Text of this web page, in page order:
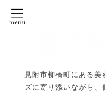
見附市柳橋町にある
ズに寄り添いながら